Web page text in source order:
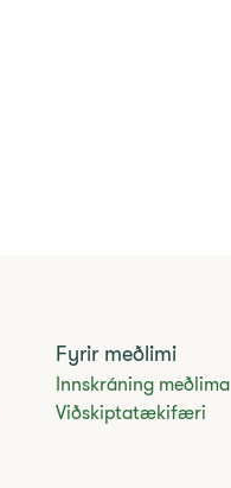
Fyrir meðlimi
Innskráning meðlima
Viðskiptatækifæri